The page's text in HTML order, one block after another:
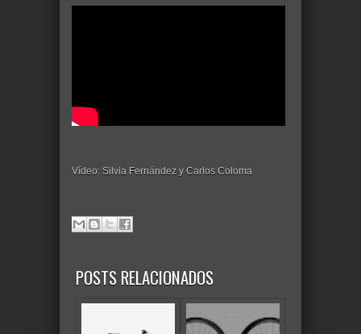
Vídeo: Silvia Fernández y Carlos Coloma
POSTS RELACIONADOS